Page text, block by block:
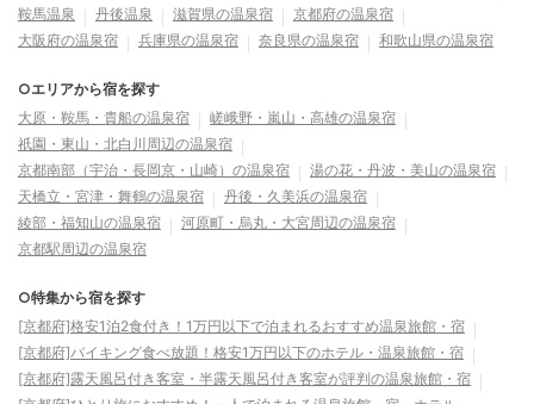
鞍馬温泉
丹後温泉 滋賀県の温泉宿
京都府の温泉宿
大阪府の温泉宿
兵庫県の温泉宿 奈良県の温泉宿 和歌山県の温泉宿
○エリアから宿を探す
大原・鞍馬・貴船の温泉宿
嵯峨野・嵐山・高雄の温泉宿
祇園・東山・北白川周辺の温泉宿
京都南部（宇治・長岡京・山崎）の温泉宿
湯の花・丹波・美山の温泉宿
天橋立・宮津・舞鶴の温泉宿
丹後・久美浜の温泉宿
綾部・福知山の温泉宿
河原町・烏丸・大宮周辺の温泉宿
京都駅周辺の温泉宿
○特集から宿を探す
[京都府]格安1泊2食付き！1万円以下で泊まれるおすすめ温泉旅館・宿
[京都府]バイキング食べ放題！格安1万円以下のホテル・温泉旅館・宿
[京都府]露天風呂付き客室・半露天風呂付き客室が評判の温泉旅館・宿